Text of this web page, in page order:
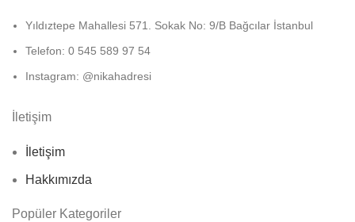
Yıldıztepe Mahallesi 571. Sokak No: 9/B Bağcılar İstanbul
Telefon: 0 545 589 97 54
Instagram: @nikahadresi
İletişim
İletişim
Hakkımızda
Popüler Kategoriler